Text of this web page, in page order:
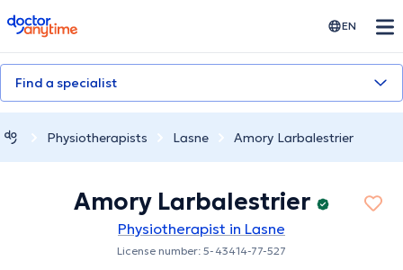
doctoranytime EN
Find a specialist
Physiotherapists Lasne Amory Larbalestrier
Amory Larbalestrier
Physiotherapist in Lasne
License number: 5-43414-77-527